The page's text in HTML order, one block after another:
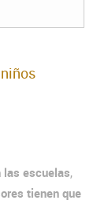
las escuelas,
tienen que